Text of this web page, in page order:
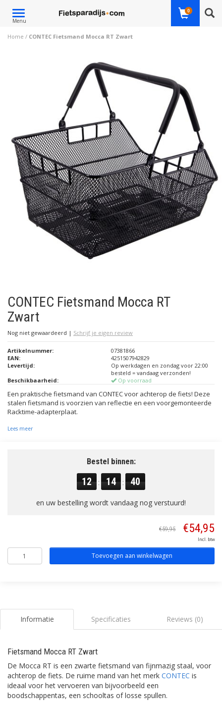
Toggle
navigation
Menu
0
Home / CONTEC Fietsmand Mocca RT Zwart
CONTEC Fietsmand Mocca RT
Zwart
Nog niet gewaardeerd | Schrijf je eigen review
Artikelnummer:
07381866
EAN:
4251507942829
Levertijd:
Op werkdagen en zondag voor 22:00
besteld = vandaag verzonden!
Beschikbaarheid:
Op voorraad
Een praktische fietsmand van CONTEC voor achterop de fiets! Deze
stalen fietsmand is voorzien van reflectie en een voorgemonteerde
Racktime-adapterplaat.
Lees meer
Bestel binnen:
12 : 14 : 40
en uw bestelling wordt vandaag nog verstuurd!
€59,95 €54,95
Incl. btw
Toevoegen aan winkelwagen
Informatie Specificaties Reviews (0)
Fietsmand Mocca RT Zwart
De Mocca RT is een zwarte fietsmand van fijnmazig staal, voor
achterop de fiets. De ruime mand van het merk CONTEC is
ideaal voor het vervoeren van bijvoorbeeld een
boodschappentas, een schooltas of losse spullen.